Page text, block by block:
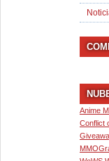
Anime
Conflict